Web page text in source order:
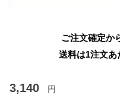
ご注文確定か
送料は1注文あ
3,140 円